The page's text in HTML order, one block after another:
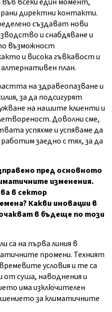
директни контакти.
създават нови
и снабдяване и
възможност
и висока гъвкавост и
план.
на здравеопазване и
за да подсигурят
на нашите клиенти и
Доволни сме,
успяхме и успяваме да
заедно с тях, за да
пред основното
изменения.
в сектор
Какви иновации в
в бъдеще по този
са на първа линия в
промени. Техният
условия и те са
суша, наводнения и
има изключителен
за климатичните